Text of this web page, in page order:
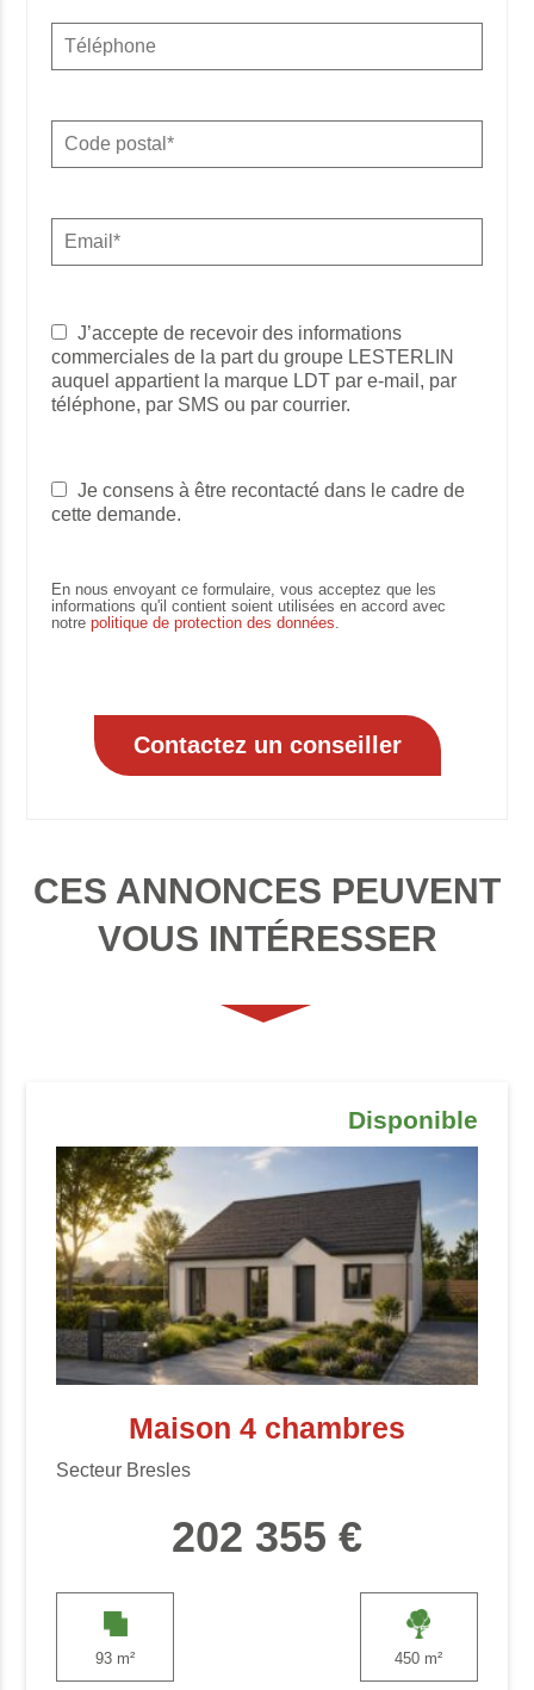
J’accepte de recevoir des informations
commerciales de la part du groupe LESTERLIN
auquel appartient la marque LDT par e-mail, par
téléphone, par SMS ou par courrier.
Je consens à être recontacté dans le cadre de
cette demande.
En nous envoyant ce formulaire, vous acceptez que les
informations qu'il contient soient utilisées en accord avec
notrepolitique de protection des données
CES ANNONCES PEUVENT
VOUS INTÉRESSER
Disponible
Maison 4 chambres
Secteur Bresles
202 355 €
93 m² 450 m²